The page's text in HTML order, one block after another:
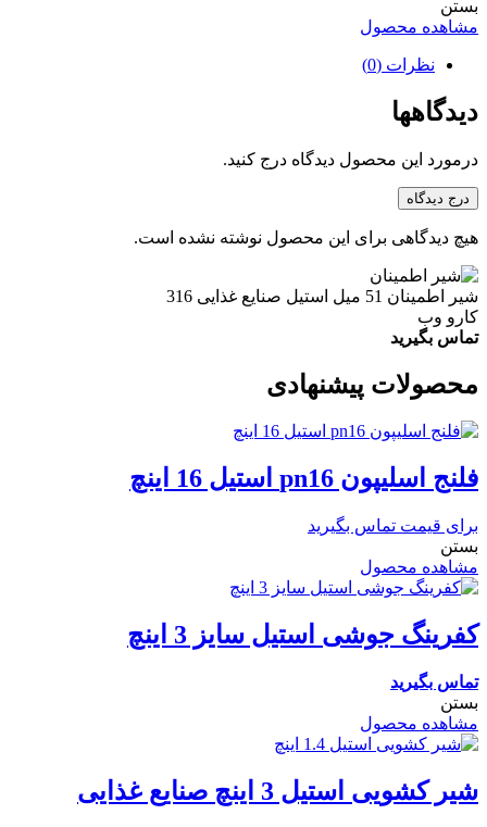
بستن
مشاهده محصول
نظرات (0)
دیدگاهها
درمورد این محصول دیدگاه درج کنید.
درج دیدگاه
هیچ دیدگاهی برای این محصول نوشته نشده است.
شیر اطمینان 51 میل استیل صنایع غذایی 316
کارو وب
تماس بگیرید
محصولات پیشنهادی
فلنج اسلیپون pn16 استیل 16 اینچ
برای قیمت تماس بگیرید
بستن
مشاهده محصول
کفرینگ جوشی استیل سایز 3 اینچ
تماس بگیرید
بستن
مشاهده محصول
شیر کشویی استیل 3 اینچ صنایع غذایی